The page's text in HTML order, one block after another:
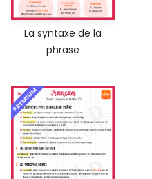
La syntaxe de la
phrase
PREMIUM